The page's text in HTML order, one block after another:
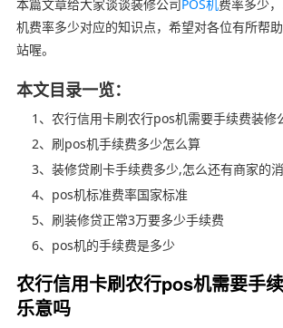
本篇文章给大家谈谈装修公司POS机费率多少
机费率多少对应的知识点，希望对各位有所帮
站喔。
本文目录一览：
1、农行信用卡刷农行pos机需要手续费装修
2、刷pos机手续费多少怎么算
3、装修贷刷卡手续费多少,怎么还有商家的
4、pos机标准费率国家标准
5、刷装修贷正常3万要多少手续费
6、pos机的手续费是多少
农行信用卡刷农行pos机需要手
乐意吗